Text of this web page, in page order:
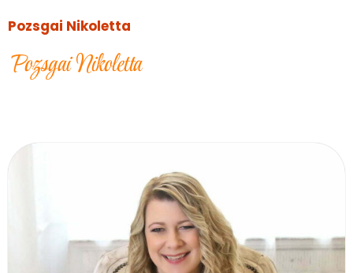
Pozsgai Nikoletta
Pozsgai Nikoletta